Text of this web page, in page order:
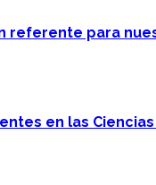
referente para
en las